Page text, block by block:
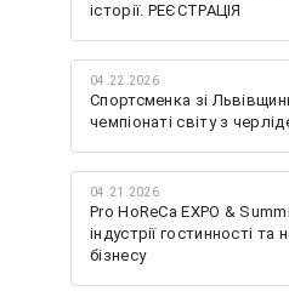
історії. РЕЄСТРАЦІЯ
04.22.2026
Спортсменка зі
чемпіонаті світу з
04.21.2026
Pro HoReCa EXPO &
індустрії гостинності
бізнесу